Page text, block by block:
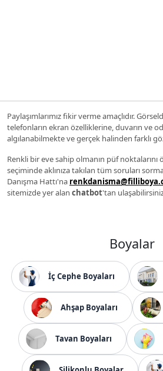
Paylaşımlarımız fikir verme amaçlıdır.
telefonların ekran özelliklerine, duvarın ve
algılanabilmekte ve gerçek halinden farklı
Renkli bir eve sahip olmanın püf
seçiminde aklınıza takılan tüm soruları
Danışma Hattı'na
sitemizde yer alan chatbot'tan
Boyalar
İç Cephe Boyaları
Ahşap Boyaları
Tavan Boyaları